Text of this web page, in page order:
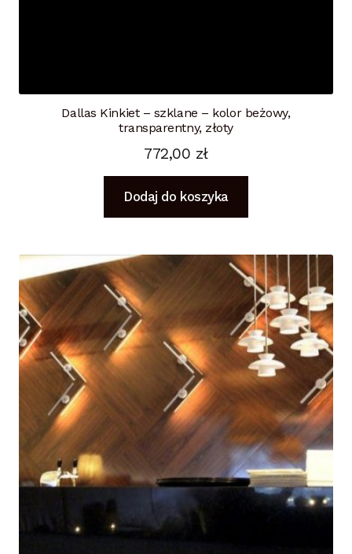
Dallas Kinkiet – szklane – kolor beżowy,
transparentny, złoty
772,00 zł
Dodaj do koszyka